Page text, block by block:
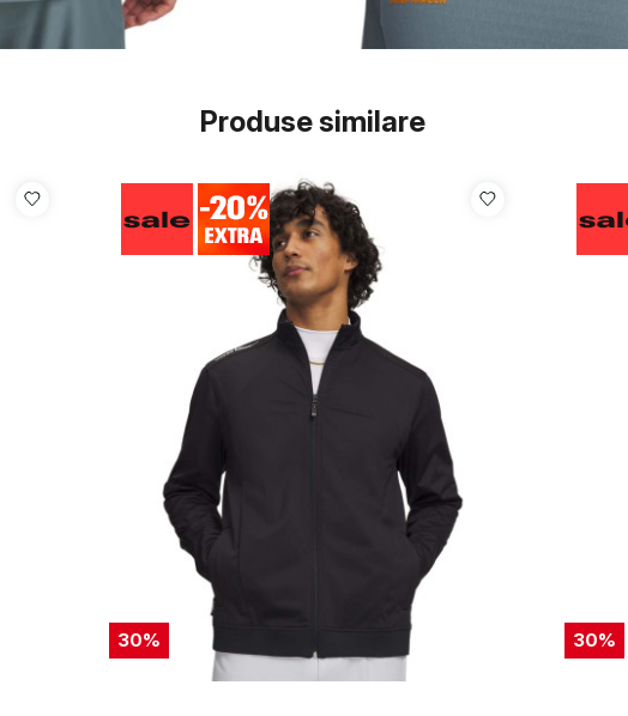
Produse similare
30% 30%